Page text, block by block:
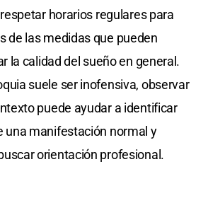
horarios regulares para
de las medidas que pueden
la calidad del sueño en general.
suele ser inofensiva, observar
puede ayudar a identificar
una manifestación normal y
orientación profesional.